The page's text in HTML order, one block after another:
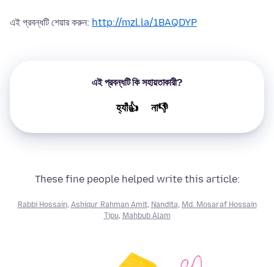
এই প্রবন্ধটি শেয়ার করুন: http://mzl.la/1BAQDYP
এই প্রবন্ধটি কি সহায়তাকারী?
হ্যাঁ👍 না👎
These fine people helped write this article:
Rabbi Hossain, Ashiqur Rahman Amit, Nandita, Md. Mosaraf Hossain
Tipu, Mahbub Alam